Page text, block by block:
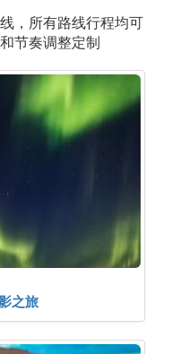
，所有路线行程均可
节奏调整定制
之旅